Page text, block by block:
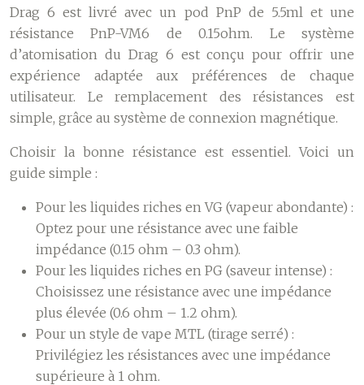
Drag 6 est livré avec un pod PnP de 5.5ml et une
résistance PnP-VM6 de 0.15ohm. Le système
d’atomisation du Drag 6 est conçu pour offrir une
expérience adaptée aux préférences de chaque
utilisateur. Le remplacement des résistances est
simple, grâce au système de connexion magnétique.
Choisir la bonne résistance est essentiel. Voici un
guide simple :
Pour les liquides riches en VG (vapeur abondante) :
Optez pour une résistance avec une faible
impédance (0.15 ohm – 0.3 ohm).
Pour les liquides riches en PG (saveur intense) :
Choisissez une résistance avec une impédance
plus élevée (0.6 ohm – 1.2 ohm).
Pour un style de vape MTL (tirage serré) :
Privilégiez les résistances avec une impédance
supérieure à 1 ohm.